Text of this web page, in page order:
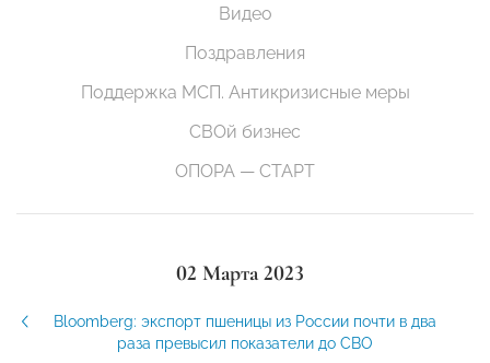
Видео
Поздравления
Поддержка МСП. Антикризисные меры
СВОй бизнес
ОПОРА — СТАРТ
02 Марта 2023
Bloomberg: экспорт пшеницы из России почти в два
раза превысил показатели до СВО